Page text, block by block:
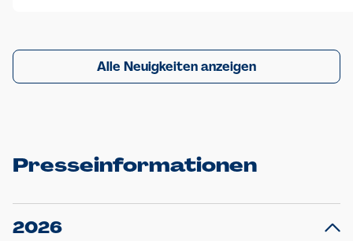
Alle Neuigkeiten anzeigen
Presseinformationen
2026